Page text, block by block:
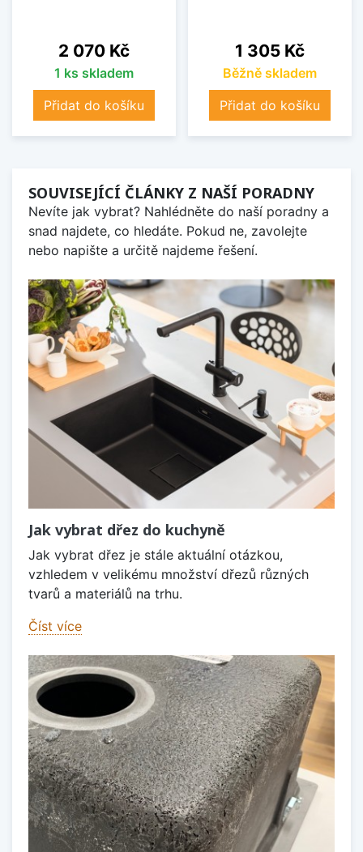
Cena
2 070 Kč
1 ks skladem
Přidat do košíku
Cena
1 305 Kč
Běžně skladem
Přidat do košíku
SOUVISEJÍCÍ ČLÁNKY Z NAŠÍ PORADNY
Nevíte jak vybrat? Nahlédněte do naší poradny a
snad najdete, co hledáte. Pokud ne, zavolejte
nebo napište a určitě najdeme řešení.
Jak vybrat dřez do kuchyně
Jak vybrat dřez je stále aktuální otázkou,
vzhledem v velikému množství dřezů různých
tvarů a materiálů na trhu.
Číst více